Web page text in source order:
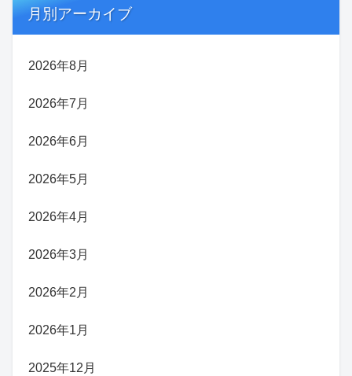
月別アーカイブ
2026年8月
2026年7月
2026年6月
2026年5月
2026年4月
2026年3月
2026年2月
2026年1月
2025年12月